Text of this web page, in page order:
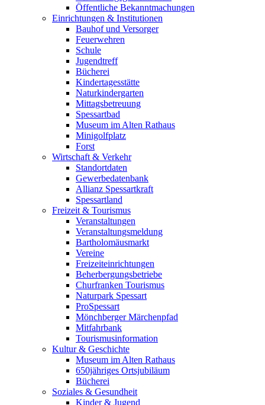
Öffentliche Bekanntmachungen
Einrichtungen & Institutionen
Bauhof und Versorger
Feuerwehren
Schule
Jugendtreff
Bücherei
Kindertagesstätte
Naturkindergarten
Mittagsbetreuung
Spessartbad
Museum im Alten Rathaus
Minigolfplatz
Forst
Wirtschaft & Verkehr
Standortdaten
Gewerbedatenbank
Allianz Spessartkraft
Spessartland
Freizeit & Tourismus
Veranstaltungen
Veranstaltungsmeldung
Bartholomäusmarkt
Vereine
Freizeiteinrichtungen
Beherbergungsbetriebe
Churfranken Tourismus
Naturpark Spessart
ProSpessart
Mönchberger Märchenpfad
Mitfahrbank
Tourismusinformation
Kultur & Geschichte
Museum im Alten Rathaus
650jähriges Ortsjubiläum
Bücherei
Soziales & Gesundheit
Kinder & Jugend